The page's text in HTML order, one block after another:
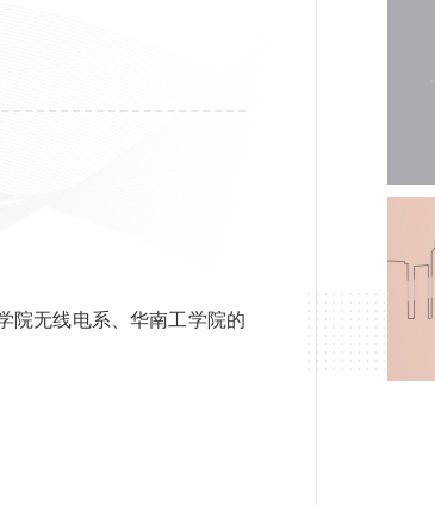
院无线电系、华南工学院的